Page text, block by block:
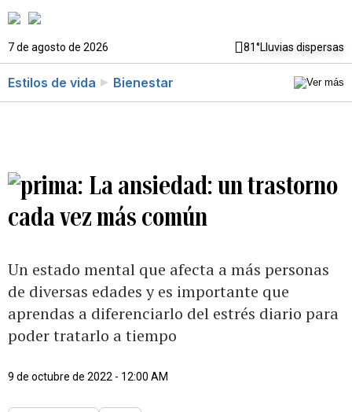
7 de agosto de 2026 81°Lluvias dispersas
Estilos de vida Bienestar
La ansiedad: un trastorno
cada vez más común
Un estado mental que afecta a más personas
de diversas edades y es importante que
aprendas a diferenciarlo del estrés diario para
poder tratarlo a tiempo
9 de octubre de 2022 - 12:00 AM